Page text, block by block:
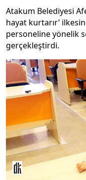
Atakum Belediyesi
hayat kurtarır’
personeline yönelik
gerçekleştirdi.